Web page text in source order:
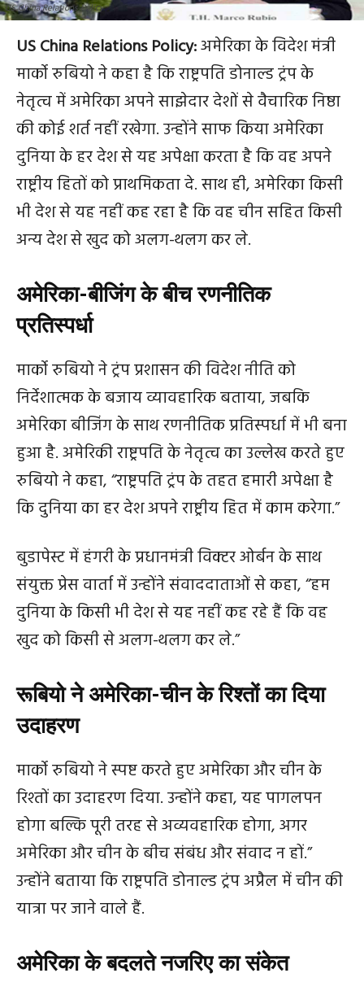
US China Relations Policy
US China Relations Policy:अमेरिका के विदेश मंत्री
मार्को रुबियो ने कहा है कि राष्ट्रपति डोनाल्ड ट्रंप के
नेतृत्व में अमेरिका अपने साझेदार देशों से वैचारिक निष्ठा
की कोई शर्त नहीं रखेगा. उन्होंने साफ किया अमेरिका
दुनिया के हर देश से यह अपेक्षा करता है कि वह अपने
राष्ट्रीय हितों को प्राथमिकता दे. साथ ही, अमेरिका किसी
भी देश से यह नहीं कह रहा है कि वह चीन सहित किसी
अन्य देश से खुद को अलग-थलग कर ले.
अमेरिका-बीजिंग के बीच रणनीतिक
प्रतिस्पर्धा
मार्को रुबियो ने ट्रंप प्रशासन की विदेश नीति को
निर्देशात्मक के बजाय व्यावहारिक बताया, जबकि
अमेरिका बीजिंग के साथ रणनीतिक प्रतिस्पर्धा में भी बना
हुआ है. अमेरिकी राष्ट्रपति के नेतृत्व का उल्लेख करते हुए
रुबियो ने कहा, “राष्ट्रपति ट्रंप के तहत हमारी अपेक्षा है
कि दुनिया का हर देश अपने राष्ट्रीय हित में काम करेगा.”
बुडापेस्ट में हंगरी के प्रधानमंत्री विक्टर ओर्बन के साथ
संयुक्त प्रेस वार्ता में उन्होंने संवाददाताओं से कहा, “हम
दुनिया के किसी भी देश से यह नहीं कह रहे हैं कि वह
खुद को किसी से अलग-थलग कर ले.”
रूबियो ने अमेरिका-चीन के रिश्‍तों का दिया
उदाहरण
मार्को रुबियो ने स्पष्ट करते हुए अमेरिका और चीन के
रिश्तों का उदाहरण दिया. उन्होंने कहा, यह पागलपन
होगा बल्कि पूरी तरह से अव्यवहारिक होगा, अगर
अमेरिका और चीन के बीच संबंध और संवाद न हों.”
उन्होंने बताया कि राष्ट्रपति डोनाल्ड ट्रंप अप्रैल में चीन की
यात्रा पर जाने वाले हैं.
अमेरिका के बदलते नजरिए का संकेत